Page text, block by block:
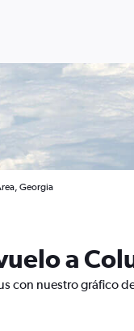
Georgia
a
con nuestro gráfico